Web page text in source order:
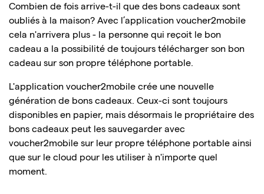
Combien de fois arrive-t-il que des bons cadeaux sont
oubliés à la maison? Avec l’application voucher2mobile
cela n'arrivera plus - la personne qui reçoit le bon
cadeau a la possibilité de toujours télécharger son bon
cadeau sur son propre téléphone portable.
L'application voucher2mobile crée une nouvelle
génération de bons cadeaux. Ceux-ci sont toujours
disponibles en papier, mais désormais le propriétaire des
bons cadeaux peut les sauvegarder avec
voucher2mobile sur leur propre téléphone portable ainsi
que sur le cloud pour les utiliser à n'importe quel
moment.